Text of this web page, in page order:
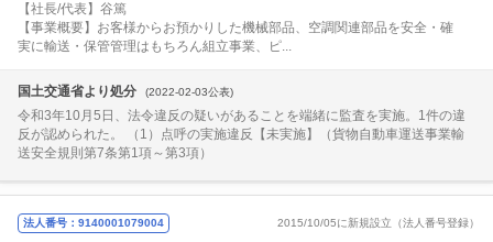
【社長/代表】谷篤
【事業概要】お客様からお預かりした機械部品、空調関連部品を安全・確
実に輸送・保管管理はもちろん組立事業、ピ...
国土交通省より処分 (2022-02-03公表)
令和3年10月5日、法令違反の疑いがあることを端緒に監査を実施。1件の違
反が認められた。 （1）点呼の実施違反【未実施】（貨物自動車運送事業輸
送安全規則第7条第1項～第3項）
法人番号：9140001079004 2015/10/05に新規設立（法人番号登録）